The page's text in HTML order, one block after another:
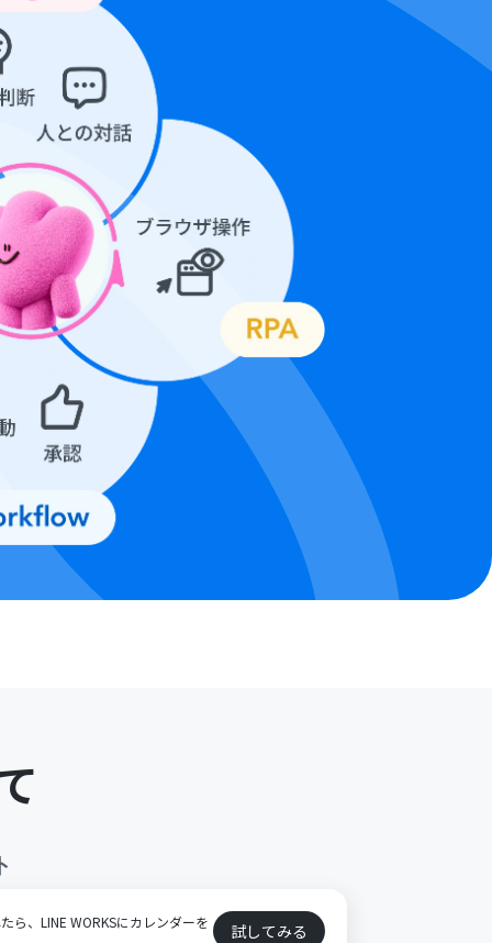
ら、LINE WORKSにカレンダーを 試してみる